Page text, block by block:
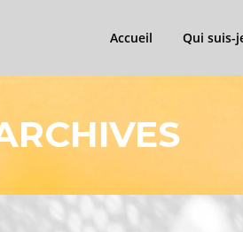
Accueil Qui suis-